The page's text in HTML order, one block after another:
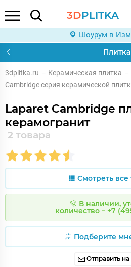
3DPLITKA
Шоурум в
Плитка
3dplitka.ru – Керамическая плитка –
Cambridge серия керамической
Laparet Cambridge
керамогранит
2 товара
Смотреть все
В наличии,
количество – +7
Подберите
Отправить на